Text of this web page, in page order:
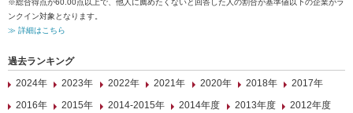
※総合得点が60.00点以上で、他人に薦めたくないと回答した人の割合が基準値以下の企業がラ
ンクイン対象となります。
≫ 詳細はこちら
過去ランキング
2024年
2023年 2022年 2021年 2020年 2018年
2017年
2016年
2015年 2014-2015年 2014年度 2013年度
2012年度